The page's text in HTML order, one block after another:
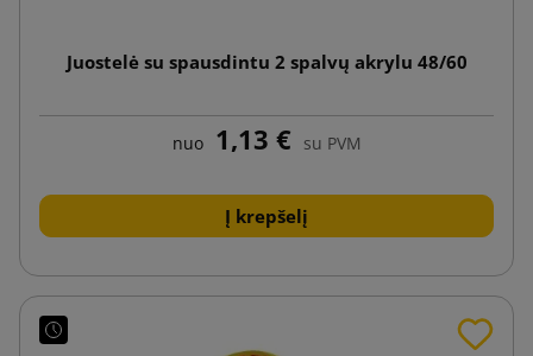
Juostelė su spausdintu 2 spalvų akrylu 48/60
nuo 1,13 € su PVM
Į krepšelį